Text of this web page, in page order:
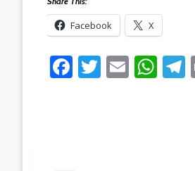
Facebook X
Facebook
Twitter
Email